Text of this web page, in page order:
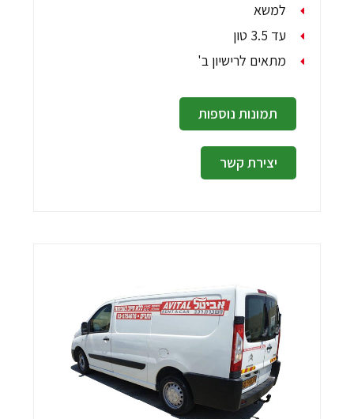
למשא
עד 3.5 טון
מתאים לרישיון ב'
תמונות נוספות
יצירת קשר